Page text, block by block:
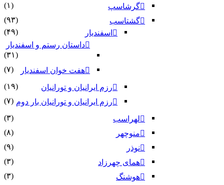
گرشاسپ
(۱)
گشتاسب
(۹۳)
اسفندیار
(۴۹)
داستان رستم و اسفندیار
(۳۱)
هفت خوان اسفندیار
(۷)
رزم ایرانیان و تورانیان
(۱۹)
رزم ایرانیان و تورانیان بار دوم (۷)
لهراسب
(۳)
منوچهر
(۸)
نوذر
(۹)
هماى چهرزاد
(۳)
هوشنگ
(۳)